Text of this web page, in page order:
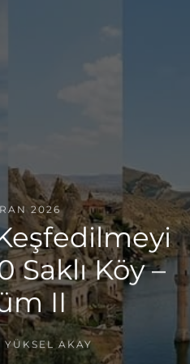
2026
Saklı Köy –
II
AKAY